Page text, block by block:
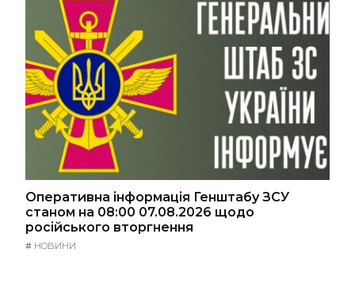
Оперативна інформація Генштабу ЗСУ
станом на 08:00 07.08.2026 щодо
російського вторгнення
# НОВИНИ